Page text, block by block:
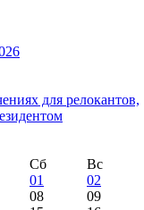
для релокантов,
Сб
Вс
01
02
08
09